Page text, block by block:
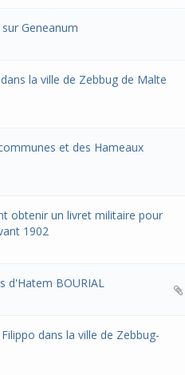
Geneanum
la ville de Zebbug de Malte
et des Hameaux
obtenir un livret militaire pour
1902
d'Hatem BOURIAL
dans la ville de Zebbug-